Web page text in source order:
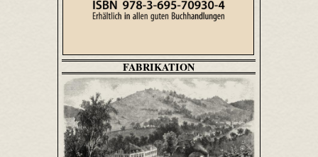
FABRIKATION